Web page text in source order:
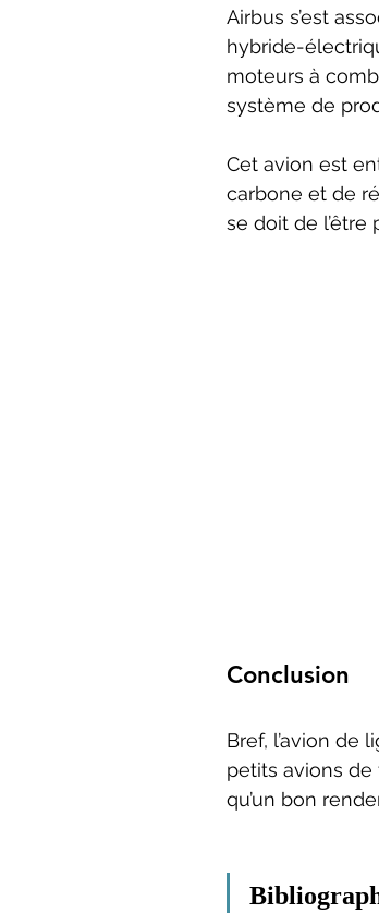
Airbus s’est
hybride-
moteurs à
système de
Cet avion est
carbone et de
se doit de
Conclusion
Bref, l’avion de
petits avions de
qu’un bon